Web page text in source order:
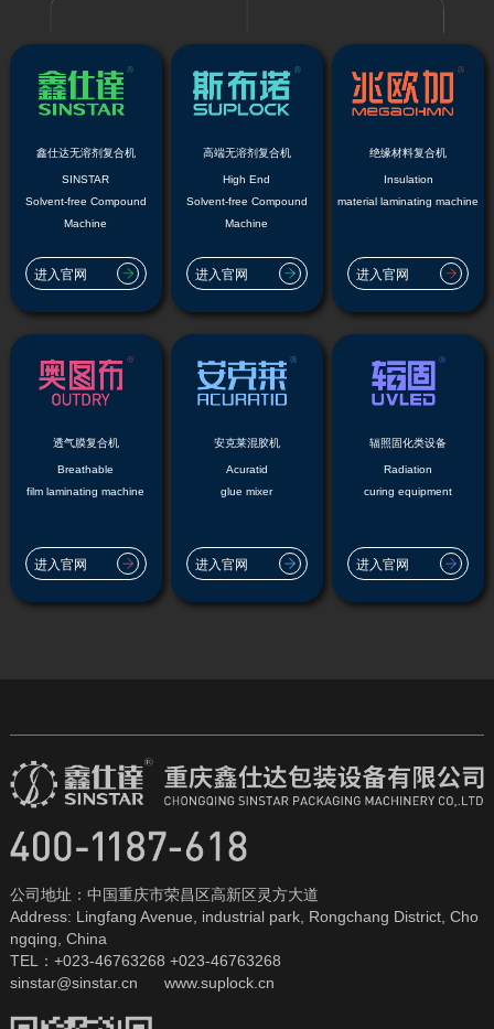
鑫仕达无溶剂复合机
SINSTAR
Solvent-free Compound
Machine
进入官网
高端无溶剂复合机
High End
Solvent-free Compound
Machine
进入官网
绝缘材料复合机
Insulation
material laminating machine
进入官网
透气膜复合机
Breathable
film laminating machine
进入官网
安克莱混胶机
Acuratid
glue mixer
进入官网
辐照固化类设备
Radiation
curing equipment
进入官网
公司地址：中国重庆市荣昌区高新区灵方大道
Address: Lingfang Avenue, industrial park, Rongchang District, Cho
ngqing, China
TEL：+023-46763268 +023-46763268
sinstar@sinstar.cn www.suplock.cn